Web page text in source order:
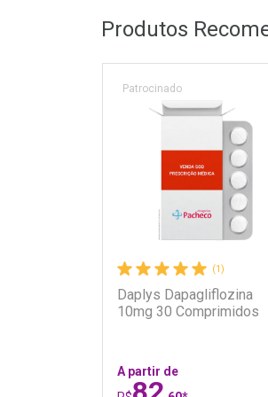
Produtos
(1)
Daplys Dapagliflozina
10mg 30 Comprimidos
Patrocinado
A partir de